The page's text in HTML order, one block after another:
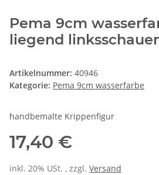
Pema 9cm
liegend
Artikelnummer: 40946
Kategorie: Pema 9cm wasserfarbe
handbemalte Krippenfigur
17,40 €
inkl. 20% USt. , zzgl. Versand